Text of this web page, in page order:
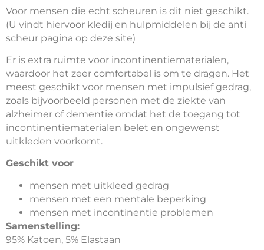
Voor mensen die echt scheuren is dit niet geschikt.
(U vindt hiervoor kledij en hulpmiddelen bij de anti
scheur pagina op deze site)
Er is extra ruimte voor incontinentiematerialen,
waardoor het zeer comfortabel is om te dragen. Het
meest geschikt voor mensen met impulsief gedrag,
zoals bijvoorbeeld personen met de ziekte van
alzheimer of dementie omdat het de toegang tot
incontinentiematerialen belet en ongewenst
uitkleden voorkomt.
Geschikt voor
mensen met uitkleed gedrag
mensen met een mentale beperking
mensen met incontinentie problemen
Samenstelling:
95% Katoen, 5% Elastaan